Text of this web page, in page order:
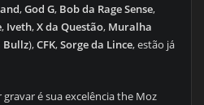
,God G, Bob da Rage Sense,
, Iveth,X da Questão, Muralha
Bullz),CFK,Sorge da Lince, estão já
é sua excelência the Moz